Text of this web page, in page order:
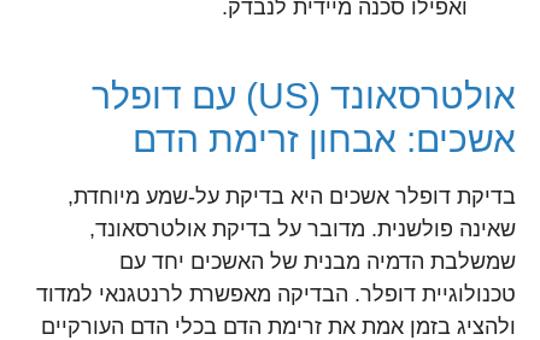
ואפילו סכנה מיידית לנבדק.
אולטרסאונד (US) עם דופלר
אשכים: אבחון זרימת הדם
בדיקת דופלר אשכים היא בדיקת על-שמע מיוחדת,
שאינה פולשנית. מדובר על בדיקת אולטרסאונד,
שמשלבת הדמיה מבנית של האשכים יחד עם
טכנולוגיית דופלר. הבדיקה מאפשרת לרנטגנאי למדוד
ולהציג בזמן אמת את זרימת הדם בכלי הדם העורקיים